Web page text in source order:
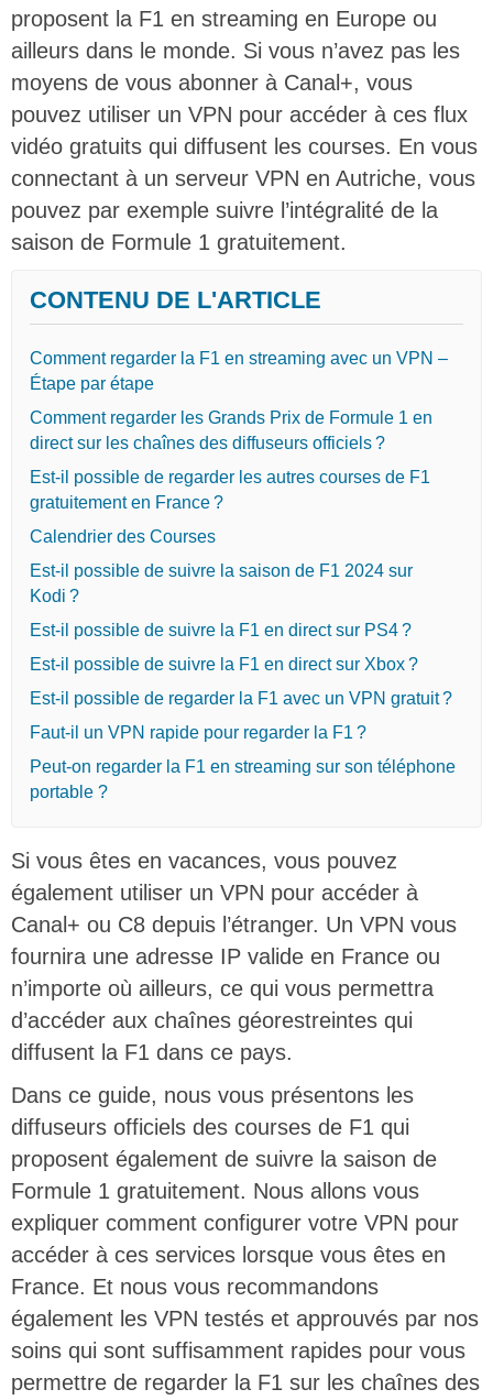
proposent la F1 en streaming en Europe ou
ailleurs dans le monde. Si vous n’avez pas les
moyens de vous abonner à Canal+, vous
pouvez utiliser un VPN pour accéder à ces flux
vidéo gratuits qui diffusent les courses. En vous
connectant à un serveur VPN en Autriche, vous
pouvez par exemple suivre l’intégralité de la
saison de Formule 1 gratuitement.
CONTENU DE L'ARTICLE
Comment regarder la F1 en streaming avec un VPN –
Étape par étape
Comment regarder les Grands Prix de Formule 1 en
direct sur les chaînes des diffuseurs officiels ?
Est-il possible de regarder les autres courses de F1
gratuitement en France ?
Calendrier des Courses
Est-il possible de suivre la saison de F1 2024 sur
Kodi ?
Est-il possible de suivre la F1 en direct sur PS4 ?
Est-il possible de suivre la F1 en direct sur Xbox ?
Est-il possible de regarder la F1 avec un VPN gratuit ?
Faut-il un VPN rapide pour regarder la F1 ?
Peut-on regarder la F1 en streaming sur son téléphone
portable ?
Si vous êtes en vacances, vous pouvez
également utiliser un VPN pour accéder à
Canal+ ou C8 depuis l’étranger. Un VPN vous
fournira une adresse IP valide en France ou
n’importe où ailleurs, ce qui vous permettra
d’accéder aux chaînes géorestreintes qui
diffusent la F1 dans ce pays.
Dans ce guide, nous vous présentons les
diffuseurs officiels des courses de F1 qui
proposent également de suivre la saison de
Formule 1 gratuitement. Nous allons vous
expliquer comment configurer votre VPN pour
accéder à ces services lorsque vous êtes en
France. Et nous vous recommandons
également les VPN testés et approuvés par nos
soins qui sont suffisamment rapides pour vous
permettre de regarder la F1 sur les chaînes des